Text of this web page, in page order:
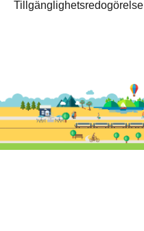
Tillgänglighetsredogörelse